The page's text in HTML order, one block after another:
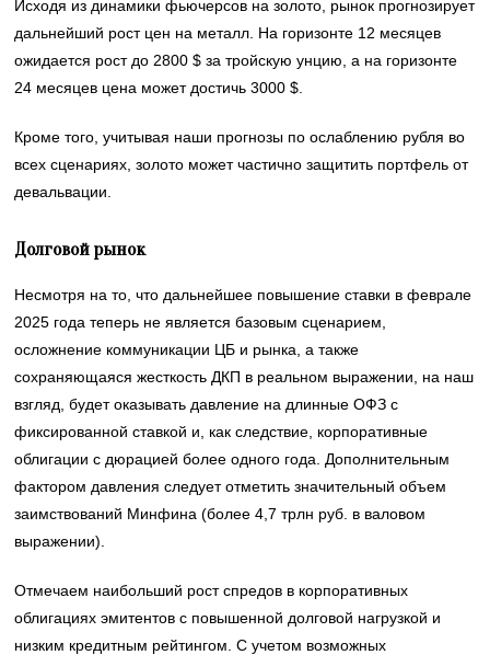
Исходя из динамики фьючерсов на золото, рынок прогнозирует
дальнейший рост цен на металл. На горизонте 12 месяцев
ожидается рост до 2800 $ за тройскую унцию, а на горизонте
24 месяцев цена может достичь 3000 $.
Кроме того, учитывая наши прогнозы по ослаблению рубля во
всех сценариях, золото может частично защитить портфель от
девальвации.
Долговой рынок
Несмотря на то, что дальнейшее повышение ставки в феврале
2025 года теперь не является базовым сценарием,
осложнение коммуникации ЦБ и рынка, а также
сохраняющаяся жесткость ДКП в реальном выражении, на наш
взгляд, будет оказывать давление на длинные ОФЗ с
фиксированной ставкой и, как следствие, корпоративные
облигации с дюрацией более одного года. ​Дополнительным
фактором давления следует отметить значительный объем
заимствований Минфина (более 4,7 трлн руб. в валовом
выражении).
Отмечаем наибольший рост спредов в корпоративных
облигациях эмитентов с повышенной долговой нагрузкой и
низким кредитным рейтингом. С учетом возможных